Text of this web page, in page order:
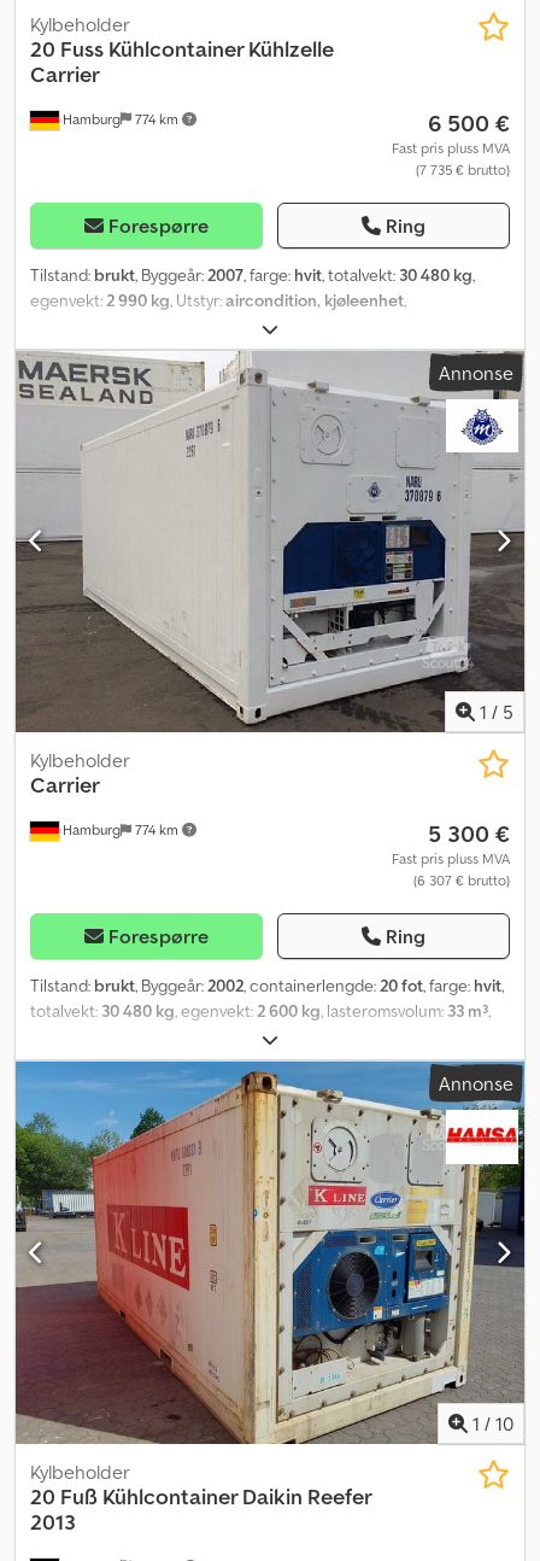
Hamburg 774 km
Kylbeholder
20 Fuss Kühlcontainer Kühlzelle
Carrier
6 500 €
Fast pris pluss MVA
(7 735 € brutto)
Forespørre Ring
Tilstand: brukt, Byggeår: 2007, farge: hvit, totalvekt: 30 480 kg,
egenvekt: 2 990 kg , Utstyr:aircondition, kjøleenhet
Annonse
1 / 5
Hamburg 774 km
Kylbeholder
Carrier
5 300 €
Fast pris pluss MVA
(6 307 € brutto)
Forespørre Ring
Tilstand: brukt, Byggeår:2002, containerlengde:20 fot, farge: hvit,
totalvekt: 30 480 kg, egenvekt:2 600 kg, lasteromsvolum: 33 m³,
, lasteromslengde:
lasteromshøyde:2 385 mm, maskin-/kjøretøynummer:NARU
370879-6, Utstyr: aircondition, kjøleenhet, Annonse
1 / 10
Kylbeholder
20 Fuß Kühlcontainer Daikin Reefer
2013